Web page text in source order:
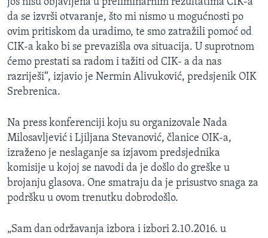
još nisu objavljena u preliminarnim rezultatima CIK-a
da se izvrši otvaranje, što mi nismo u mogućnosti po
ovim pritiskom da uradimo, te smo zatražili pomoć od
CIK-a kako bi se prevazišla ova situacija. U suprotnom
ćemo prestati sa radom i tažiti od CIK- a da nas
razriješi“, izjavio je Nermin Alivuković, predsjenik OIK
Srebrenica.
Na press konferenciji koju su organizovale Nada
Milosavljević i Ljiljana Stevanović, članice OIK-a,
izraženo je neslaganje sa izjavom predsjednika
komisije u kojoj se navodi da je došlo do greške u
brojanju glasova. One smatraju da je prisustvo snaga za
podršku u ovom trenutku dobrodošlo.
„Sam dan održavanja izbora i izbori 2.10.2016. u